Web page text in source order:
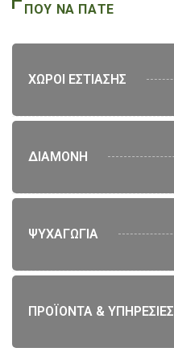
ΠΟΥ ΝΑ ΠΑΤΕ
ΧΩΡΟΙ ΕΣΤΙΑΣΗΣ
ΔΙΑΜΟΝΗ
ΨΥΧΑΓΩΓΙΑ
ΠΡΟΪΟΝΤΑ & ΥΠΗΡΕΣΙΕΣ